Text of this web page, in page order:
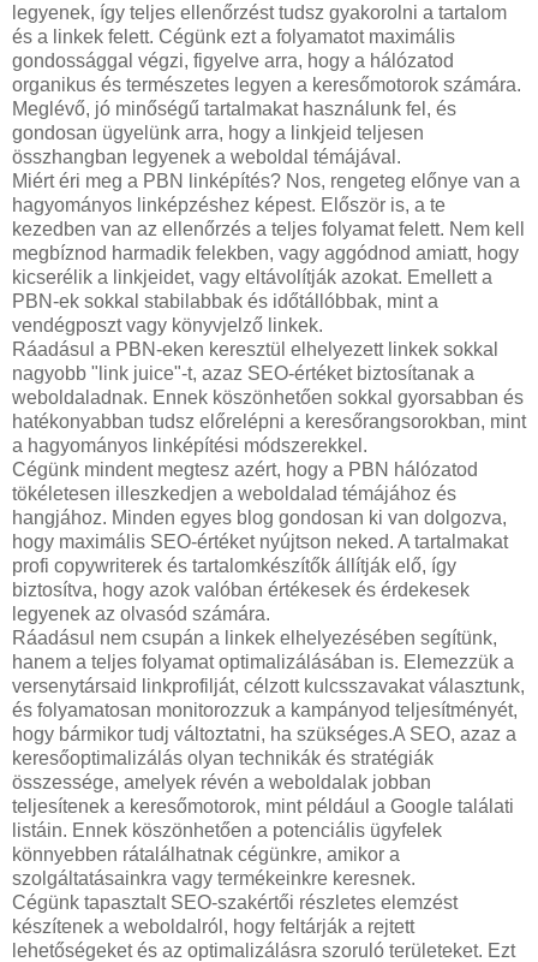
legyenek, így teljes ellenőrzést tudsz gyakorolni a tartalom
és a linkek felett. Cégünk ezt a folyamatot maximális
gondossággal végzi, figyelve arra, hogy a hálózatod
organikus és természetes legyen a keresőmotorok számára.
Meglévő, jó minőségű tartalmakat használunk fel, és
gondosan ügyelünk arra, hogy a linkjeid teljesen
összhangban legyenek a weboldal témájával.
Miért éri meg a PBN linképítés? Nos, rengeteg előnye van a
hagyományos linképzéshez képest. Először is, a te
kezedben van az ellenőrzés a teljes folyamat felett. Nem kell
megbíznod harmadik felekben, vagy aggódnod amiatt, hogy
kicserélik a linkjeidet, vagy eltávolítják azokat. Emellett a
PBN-ek sokkal stabilabbak és időtállóbbak, mint a
vendégposzt vagy könyvjelző linkek.
Ráadásul a PBN-eken keresztül elhelyezett linkek sokkal
nagyobb "link juice"-t, azaz SEO-értéket biztosítanak a
weboldaladnak. Ennek köszönhetően sokkal gyorsabban és
hatékonyabban tudsz előrelépni a keresőrangsorokban, mint
a hagyományos linképítési módszerekkel.
Cégünk mindent megtesz azért, hogy a PBN hálózatod
tökéletesen illeszkedjen a weboldalad témájához és
hangjához. Minden egyes blog gondosan ki van dolgozva,
hogy maximális SEO-értéket nyújtson neked. A tartalmakat
profi copywriterek és tartalomkészítők állítják elő, így
biztosítva, hogy azok valóban értékesek és érdekesek
legyenek az olvasód számára.
Ráadásul nem csupán a linkek elhelyezésében segítünk,
hanem a teljes folyamat optimalizálásában is. Elemezzük a
versenytársaid linkprofilját, célzott kulcsszavakat választunk,
és folyamatosan monitorozzuk a kampányod teljesítményét,
hogy bármikor tudj változtatni, ha szükséges.A SEO, azaz a
keresőoptimalizálás olyan technikák és stratégiák
összessége, amelyek révén a weboldalak jobban
teljesítenek a keresőmotorok, mint például a Google találati
listáin. Ennek köszönhetően a potenciális ügyfelek
könnyebben rátalálhatnak cégünkre, amikor a
szolgáltatásainkra vagy termékeinkre keresnek.
Cégünk tapasztalt SEO-szakértői részletes elemzést
készítenek a weboldalról, hogy feltárják a rejtett
lehetőségeket és az optimalizálásra szoruló területeket. Ezt